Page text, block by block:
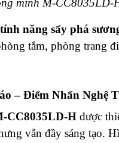
minh M-CC8035LD-
năng sấy phá
tắm, phòng trang
– Điểm Nhấn Nghệ
CC8035LD-H được
vẫn đầy sáng tạo.